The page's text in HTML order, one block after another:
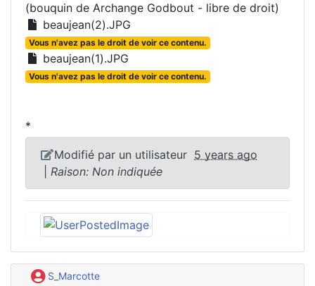
(bouquin de Archange Godbout - libre de droit)
beaujean(2).JPG
Vous n'avez pas le droit de voir ce contenu.
beaujean(1).JPG
Vous n'avez pas le droit de voir ce contenu.
*
Modifié par un utilisateur 5 years ago
Raison: Non indiquée
S_Marcotte